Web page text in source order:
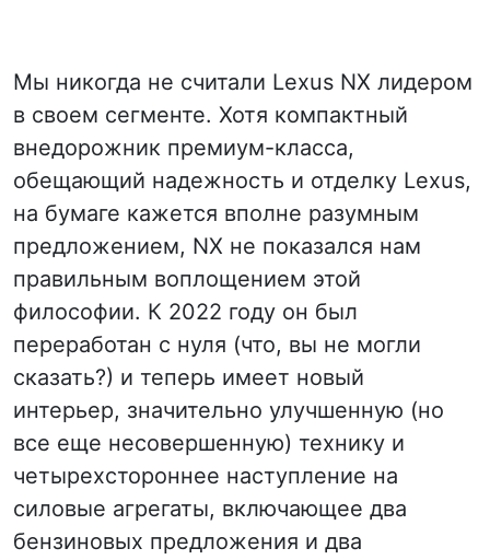
Мы никогда не считали Lexus NX лидером
в своем сегменте. Хотя компактный
внедорожник премиум-класса,
обещающий надежность и отделку Lexus,
на бумаге кажется вполне разумным
предложением, NX не показался нам
правильным воплощением этой
философии. К 2022 году он был
переработан с нуля (что, вы не могли
сказать?) и теперь имеет новый
интерьер, значительно улучшенную (но
все еще несовершенную) технику и
четырехстороннее наступление на
силовые агрегаты, включающее два
бензиновых предложения и два